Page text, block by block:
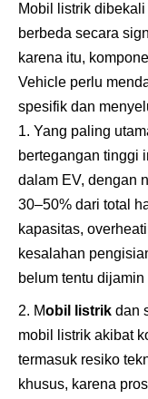
Mobil listrik
berbeda secara
karena itu,
Vehicle perlu
spesifik dan
Yang paling
bertegangan tinggi
dalam EV, dengan
30–50% dari total
kapasitas,
kesalahan
belum tentu
Mobil listrik dan
mobil listrik akibat
termasuk resiko
khusus, karena